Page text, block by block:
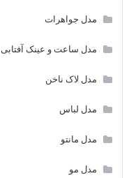
مدل جواهرات
مدل ساعت و عینک آفتابی
مدل لاک ناخن
مدل لباس
مدل مانتو
مدل مو